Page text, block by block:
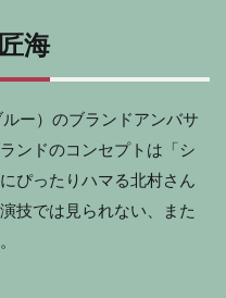
海
ー）のブランドアンバサ
ンドのコンセプトは「シ
ぴったりハマる北村さん
技では見られない、また